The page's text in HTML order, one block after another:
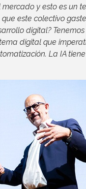
y esto es un
este colectivo
digital?
digital que
La IA